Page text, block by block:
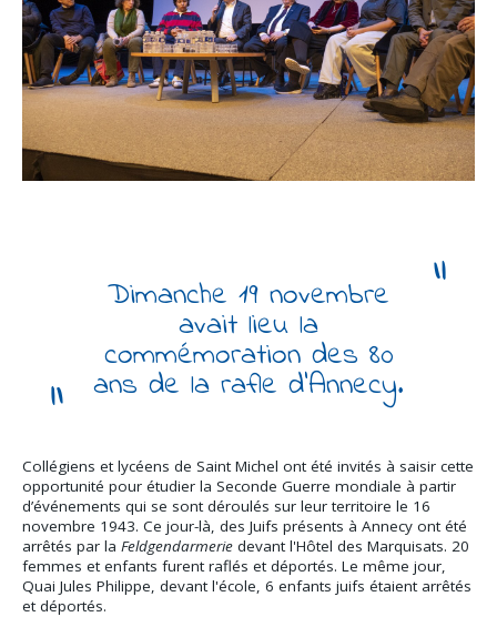
Dimanche 19 novembre
avait lieu la
commémoration des 80
ans de la rafle d'Annecy.
Collégiens et lycéens de Saint Michel ont été invités à saisir cette
opportunité pour étudier la Seconde Guerre mondiale à partir
d’événements qui se sont déroulés sur leur territoire le 16
novembre 1943. Ce jour-là, des Juifs présents à Annecy ont été
arrêtés par la Feldgendarmerie devant l'Hôtel des Marquisats. 20
femmes et enfants furent raflés et déportés. Le même jour,
Quai Jules Philippe, devant l'école, 6 enfants juifs étaient arrêtés
et déportés.